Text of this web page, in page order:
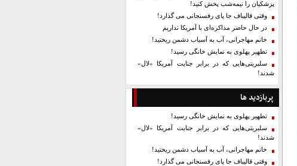
پزشکیان را نیمه‌شب پخش کنید!
وقتی قالیباف جا پای رفسنجانی می گذارد!
در حال حاضر مذاکره‌ای با آمریکا نداریم
خانم مهاجرانی، آب به آسیاب دشمن ریختید!
تطهیر پهلوی به نمایش خانگی رسید!
سلبریتی‌هایی که در برابر جنایت آمریکا «لال»
شدند!
پربازدید ها
تطهیر پهلوی به نمایش خانگی رسید!
سلبریتی‌هایی که در برابر جنایت آمریکا «لال»
شدند!
خانم مهاجرانی، آب به آسیاب دشمن ریختید!
وقتی قالیباف جا پای رفسنجانی می گذارد!